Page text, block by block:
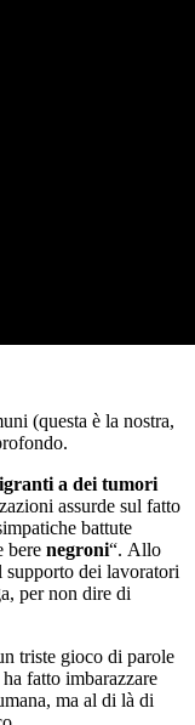
(questa è la nostra,
a dei tumori
assurde sul fatto
battute
bere negroni“. Allo
supporto dei lavoratori
per non dire di
triste gioco di parole
fatto imbarazzare
ma al di là di